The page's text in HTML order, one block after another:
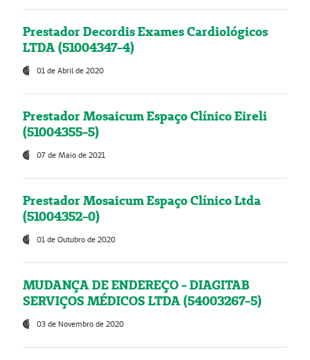
Prestador Decordis Exames Cardiológicos
LTDA (51004347-4)
01 de Abril de 2020
Prestador Mosaicum Espaço Clínico Eireli
(51004355-5)
07 de Maio de 2021
Prestador Mosaicum Espaço Clínico Ltda
(51004352-0)
01 de Outubro de 2020
MUDANÇA DE ENDEREÇO - DIAGITAB
SERVIÇOS MÉDICOS LTDA (54003267-5)
03 de Novembro de 2020